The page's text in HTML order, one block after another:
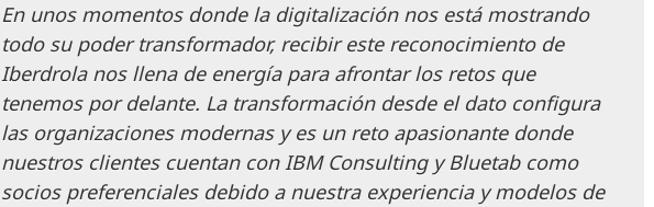
En unos momentos donde la digitalización nos está mostrando
todo su poder transformador, recibir este reconocimiento de
Iberdrola nos llena de energía para afrontar los retos que
tenemos por delante. La transformación desde el dato configura
las organizaciones modernas y es un reto apasionante donde
nuestros clientes cuentan con IBM Consulting y Bluetab como
socios preferenciales debido a nuestra experiencia y modelos de